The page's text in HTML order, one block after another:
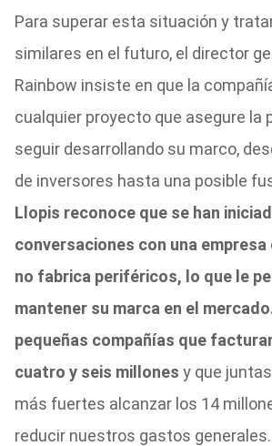
Para superar esta situación y
similares en el futuro, el director
Rainbow insiste en que la
cualquier proyecto que asegure la
seguir desarrollando su marco,
de inversores hasta una posible
Llopis reconoce que se han
conversaciones con una empresa
no fabrica periféricos, lo que le
mantener su marca en el
pequeñas compañías que
cuatro y seis millones y que
más fuertes alcanzar los 14
reducir nuestros gastos